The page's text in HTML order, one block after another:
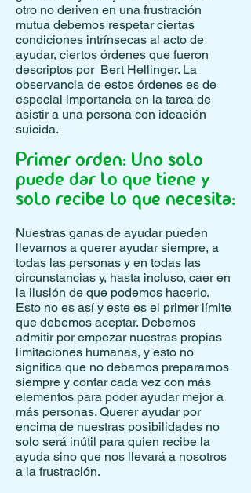
otro no deriven en una frustración
mutua debemos respetar ciertas
condiciones intrínsecas al acto de
ayudar, ciertos órdenes que fueron
descriptos por Bert Hellinger. La
observancia de estos órdenes es de
especial importancia en la tarea de
asistir a una persona con ideación
suicida.
Primer orden: Uno solo
puede dar lo que tiene y
solo recibe lo que necesita:
Nuestras ganas de ayudar pueden
llevarnos a querer ayudar siempre, a
todas las personas y en todas las
circunstancias y, hasta incluso, caer en
la ilusión de que podemos hacerlo.
Esto no es así y este es el primer límite
que debemos aceptar. Debemos
admitir por empezar nuestras propias
limitaciones humanas, y esto no
significa que no debamos prepararnos
siempre y contar cada vez con más
elementos para poder ayudar mejor a
más personas. Querer ayudar por
encima de nuestras posibilidades no
solo será inútil para quien recibe la
ayuda sino que nos llevará a nosotros
a la frustración.